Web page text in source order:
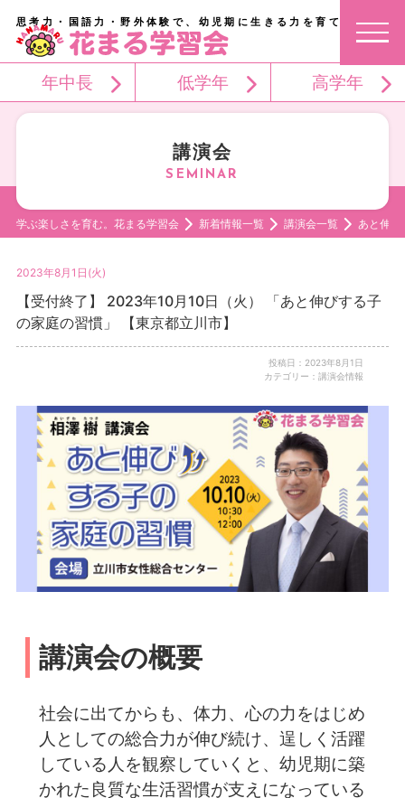
思考力・国語力・野外体験で、幼児期に生きる力を育てる。
年中長 低学年 高学年
講演会
学ぶ楽しさを育む。花まる学習会 新着情報一覧 講演会一覧 あと伸び
2023年8月1日(火)
【受付終了】 2023年10月10日（火） 「あと伸びする子
の家庭の習慣」 【東京都立川市】
投稿日：2023年8月1日
カテゴリー：講演会情報
講演会の概要
社会に出てからも、体力、心の力をはじめ
人としての総合力が伸び続け、逞しく活躍
している人を観察していくと、幼児期に築
かれた良質な生活習慣が支えになっている